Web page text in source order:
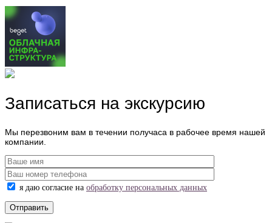
Записаться на экскурсию
Мы перезвоним вам в течении получаса в рабочее время нашей
компании.
я даю согласие на обработку персональных данных